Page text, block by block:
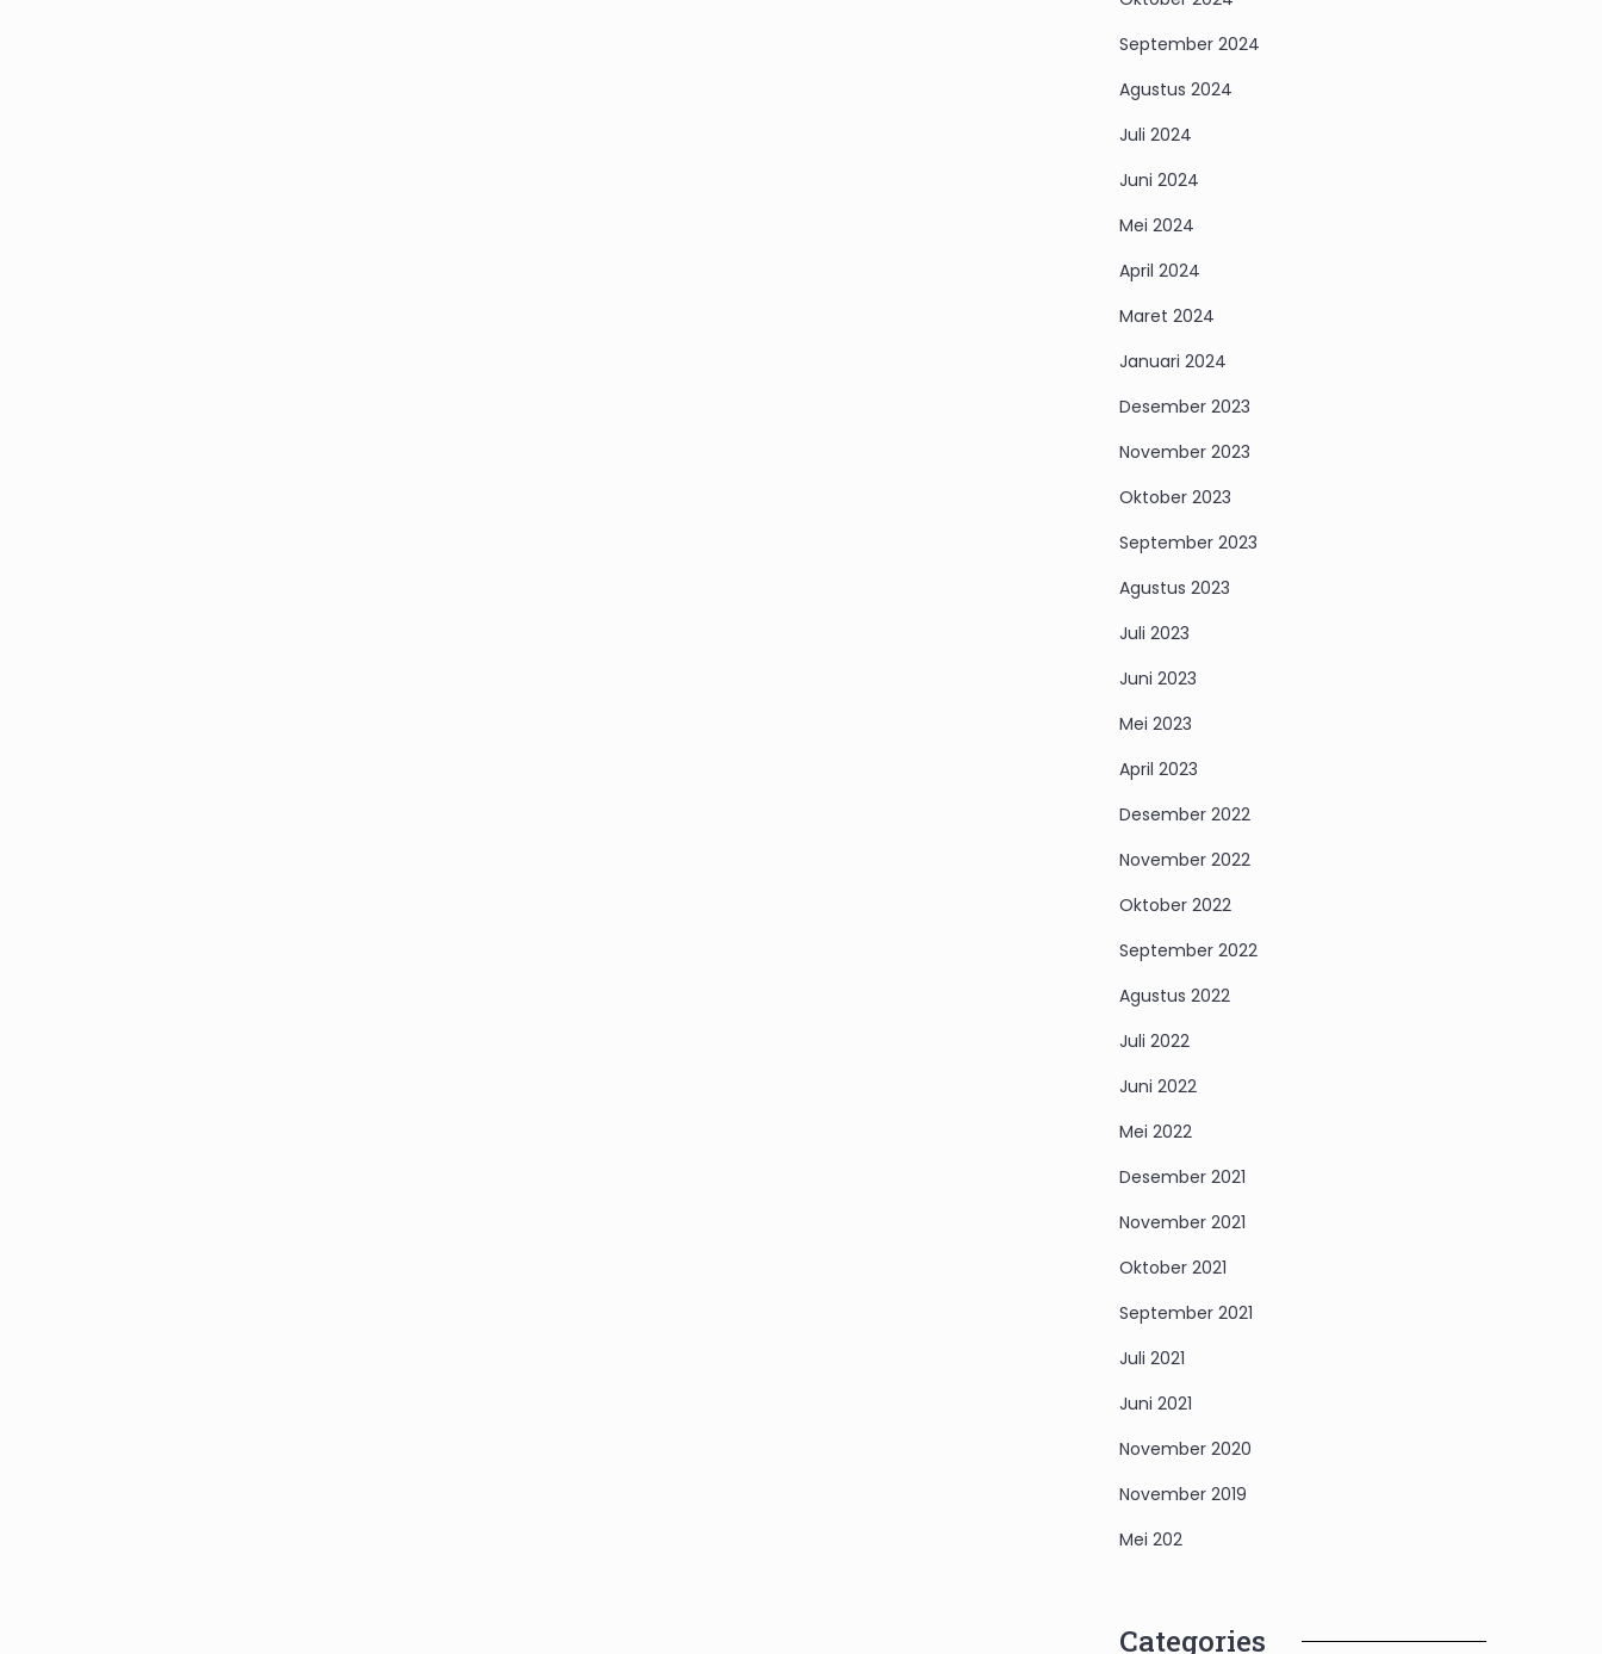
September 2024
Agustus 2024
Juli 2024
Juni 2024
Mei 2024
April 2024
Maret 2024
Januari 2024
Desember 2023
November 2023
Oktober 2023
September 2023
Agustus 2023
Juli 2023
Juni 2023
Mei 2023
April 2023
Desember 2022
November 2022
Oktober 2022
September 2022
Agustus 2022
Juli 2022
Juni 2022
Mei 2022
Desember 2021
November 2021
Oktober 2021
September 2021
Juli 2021
Juni 2021
November 2020
November 2019
Mei 202
Categories